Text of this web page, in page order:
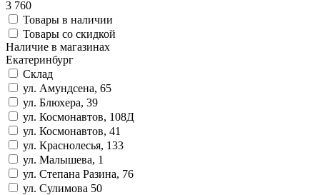
3 760
Товары в наличии
Товары со скидкой
Наличие в магазинах
Екатеринбург
Склад
ул. Амундсена, 65
ул. Блюхера, 39
ул. Космонавтов, 108Д
ул. Космонавтов, 41
ул. Краснолесья, 133
ул. Малышева, 1
ул. Степана Разина, 76
ул. Сулимова 50